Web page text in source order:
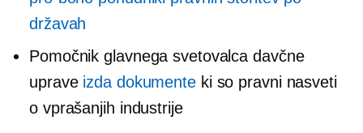
državah
Pomočnik glavnega svetovalca davčne
uprave izda dokumenteki so pravni nasveti
o vprašanjih industrije